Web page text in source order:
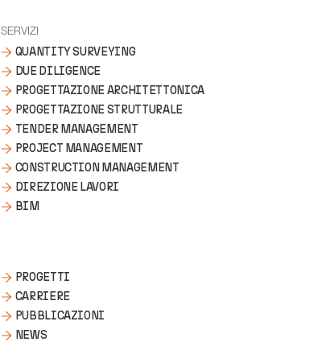
SERVIZI
QUANTITY SURVEYING
DUE DILIGENCE
PROGETTAZIONE ARCHITETTONICA
PROGETTAZIONE STRUTTURALE
TENDER MANAGEMENT
PROJECT MANAGEMENT
CONSTRUCTION MANAGEMENT
DIREZIONE LAVORI
BIM
PROGETTI
CARRIERE
PUBBLICAZIONI
NEWS